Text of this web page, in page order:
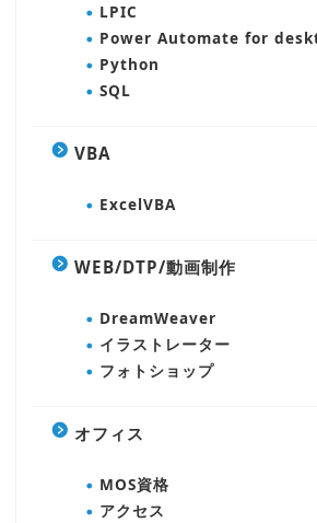
LPIC
Power Automate for
Python
SQL
VBA
ExcelVBA
WEB/DTP/動画制作
DreamWeaver
イラストレーター
フォトショップ
オフィス
MOS資格
アクセス